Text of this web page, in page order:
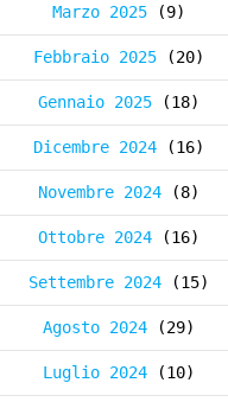
Marzo 2025 (9)
Febbraio 2025 (20)
Gennaio 2025 (18)
Dicembre 2024 (16)
Novembre 2024 (8)
Ottobre 2024 (16)
Settembre 2024 (15)
Agosto 2024 (29)
Luglio 2024 (10)